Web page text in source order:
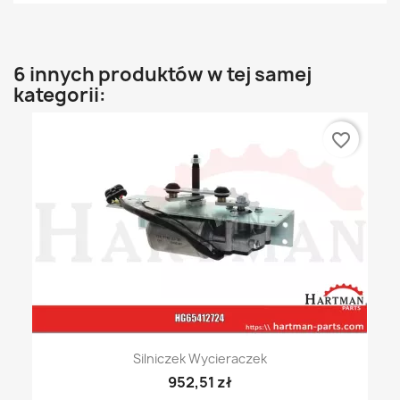
6 innych produktów w tej samej
kategorii:
Silniczek Wycieraczek
952,51 zł
favorite_border